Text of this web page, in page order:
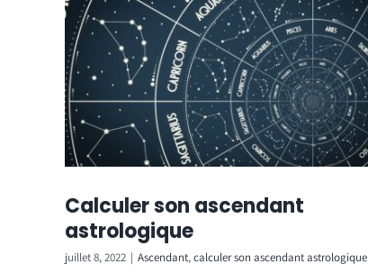
Calculer son ascendant
astrologique
juillet 8, 2022 | Ascendant,calculer son ascendant astrologique